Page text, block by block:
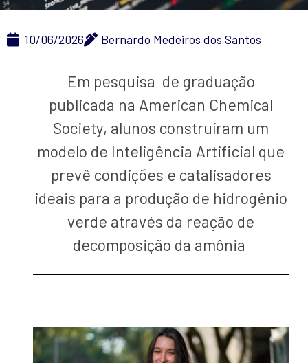
10/06/2026 Bernardo Medeiros dos Santos
Em pesquisa de graduação
publicada na American Chemical
Society, alunos construíram um
modelo de Inteligência Artificial que
prevê condições e catalisadores
ideais para a produção de hidrogênio
verde através da reação de
decomposição da amônia